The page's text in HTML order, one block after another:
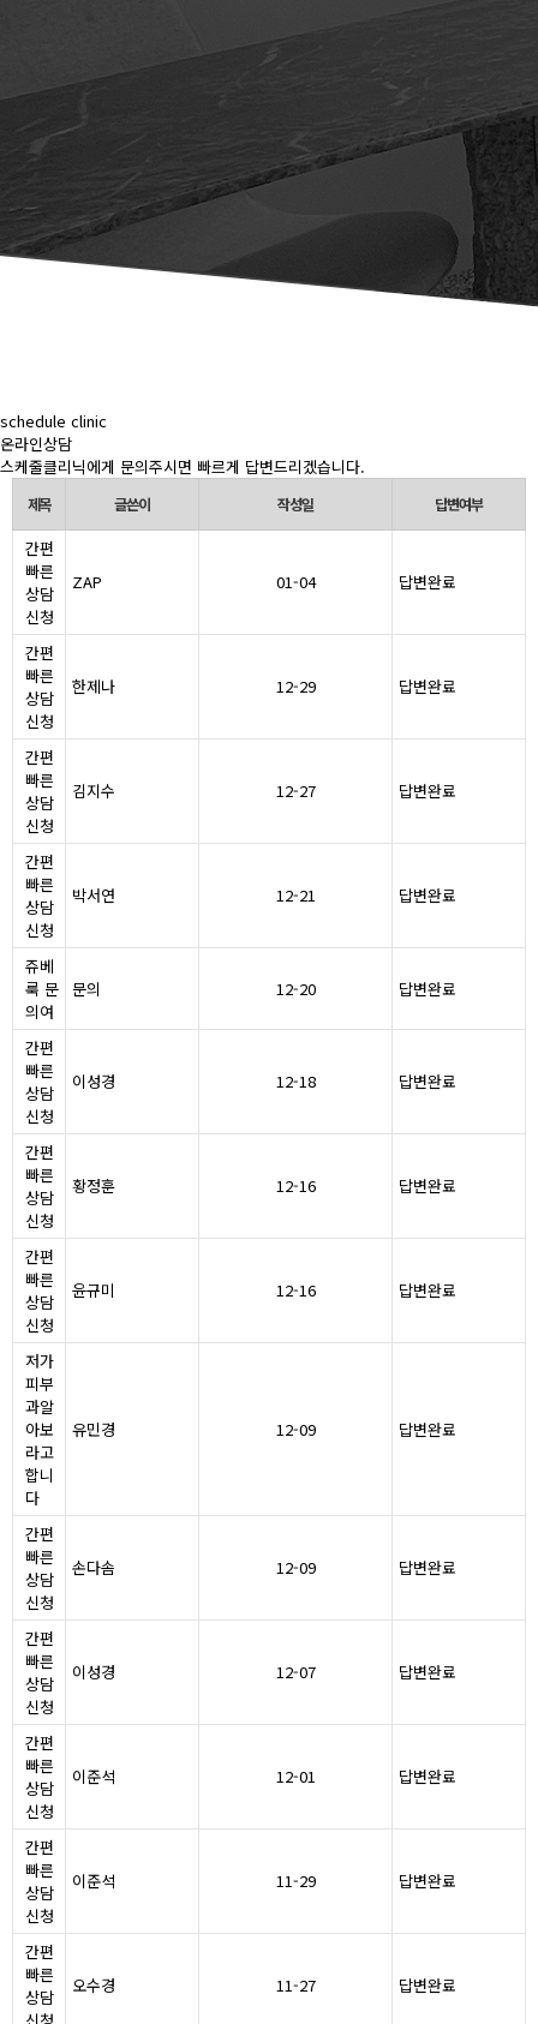
schedule clinic
온라인상담
스케줄클리닉에게 문의주시면 빠르게 답변드리겠습니다.
제목 글쓴이 작성일 답변여부
간편
빠른
상담
신청
ZAP 01-04 답변완료
간편
빠른
상담
신청
한제나 12-29 답변완료
간편
빠른
상담
신청
김지수 12-27 답변완료
간편
빠른
상담
신청
박서연 12-21 답변완료
쥬베
룩 문
의여
문의 12-20 답변완료
간편
빠른
상담
신청
이성경 12-18 답변완료
간편
빠른
상담
신청
황정훈 12-16 답변완료
간편
빠른
상담
신청
윤규미 12-16 답변완료
저가
피부
과알
아보
라고
합니
다
유민경 12-09 답변완료
간편
빠른
상담
신청
손다솜 12-09 답변완료
간편
빠른
상담
신청
이성경 12-07 답변완료
간편
빠른
상담
신청
이준석 12-01 답변완료
간편
빠른
상담
신청
이준석 11-29 답변완료
간편
빠른
상담
오수경 11-27 답변완료